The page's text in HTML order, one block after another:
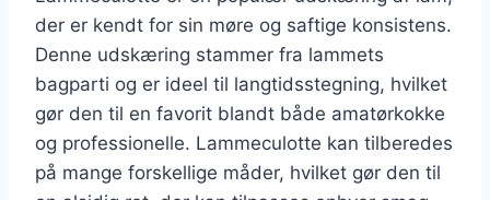
der er kendt for sin møre og saftige konsistens.
Denne udskæring stammer fra lammets
bagparti og er ideel til langtidsstegning, hvilket
gør den til en favorit blandt både amatørkokke
og professionelle. Lammeculotte kan tilberedes
på mange forskellige måder, hvilket gør den til